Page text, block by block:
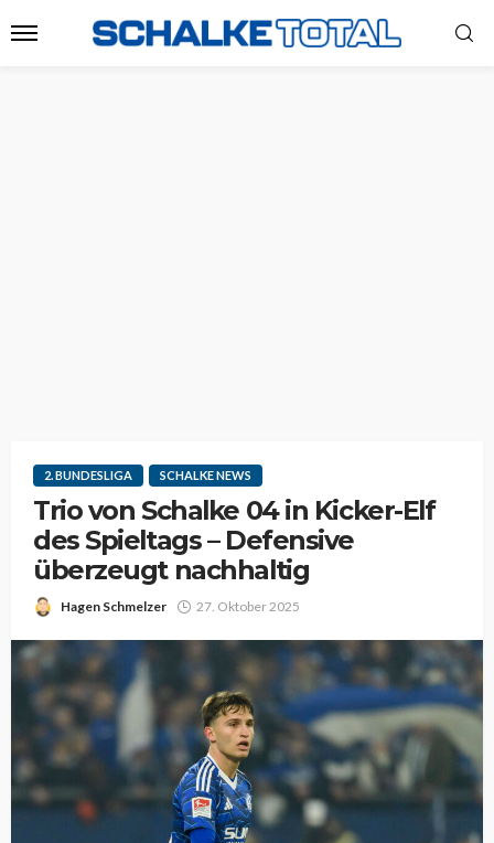
2. BUNDESLIGA SCHALKE NEWS
Trio von Schalke 04 in Kicker-Elf
des Spieltags – Defensive
überzeugt nachhaltig
Hagen Schmelzer 27. Oktober 2025